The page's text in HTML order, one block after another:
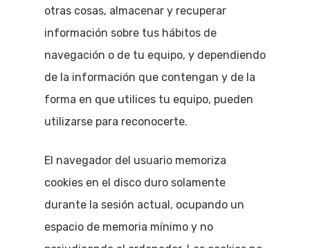
otras cosas, almacenar y recuperar
información sobre tus hábitos de
navegación o de tu equipo, y dependiendo
de la información que contengan y de la
forma en que utilices tu equipo, pueden
utilizarse para reconocerte.
El navegador del usuario memoriza
cookies en el disco duro solamente
durante la sesión actual, ocupando un
espacio de memoria mínimo y no